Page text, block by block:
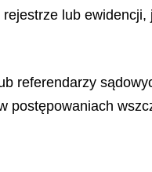
lub
referendarzy
postępowaniach